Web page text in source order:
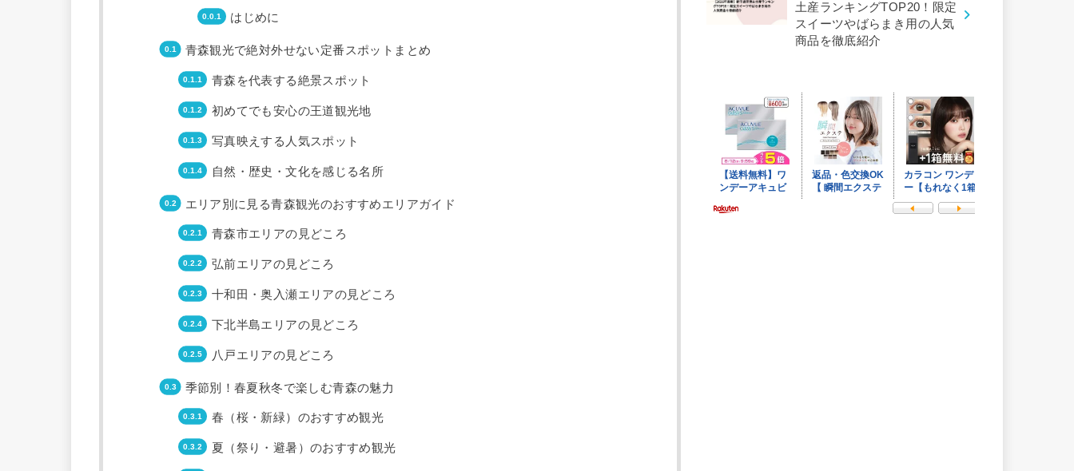
はじめに
青森観光で絶対外せない定番スポットまとめ
青森を代表する絶景スポット
初めてでも安心の王道観光地
写真映えする人気スポット
自然・歴史・文化を感じる名所
エリア別に見る青森観光のおすすめエリアガイド
青森市エリアの見どころ
弘前エリアの見どころ
十和田・奥入瀬エリアの見どころ
下北半島エリアの見どころ
八戸エリアの見どころ
季節別！春夏秋冬で楽しむ青森の魅力
春（桜・新緑）のおすすめ観光
夏（祭り・避暑）のおすすめ観光
土産ランキングTOP20！限定
スイーツやばらまき用の人気
商品を徹底紹介